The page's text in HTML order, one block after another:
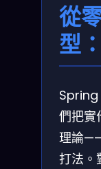
從
型
Spring
們把實
理論
打法。